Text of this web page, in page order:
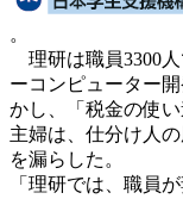
。
理研は職員3300
ーコンピューター
かし、「税金の使
主婦は、仕分け人
を漏らした。
「理研では、職員